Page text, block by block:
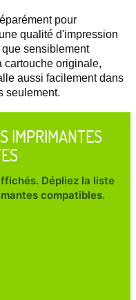
pour
qualité d'impression
sensiblement
cartouche originale,
aussi facilement dans
seulement.
IMPRIMANTES
Dépliez la liste
compatibles.